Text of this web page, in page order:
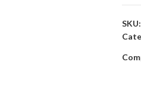
SKU: